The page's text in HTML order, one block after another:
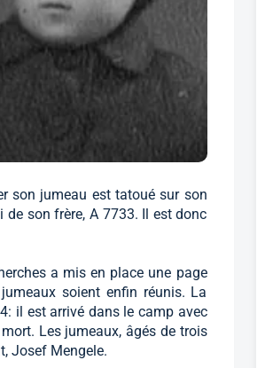
son jumeau est tatoué sur son
son frère, A 7733. Il est donc
a mis en place une page
soient enfin réunis. La
il est arrivé dans le camp avec
Les jumeaux, âgés de trois
Josef Mengele.